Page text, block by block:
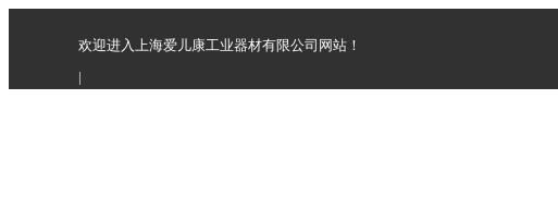
欢迎进入上海爱儿康工业器材有限公司网站！
|